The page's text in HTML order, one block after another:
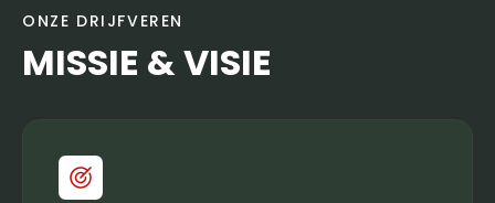
ONZE DRIJFVEREN
MISSIE & VISIE